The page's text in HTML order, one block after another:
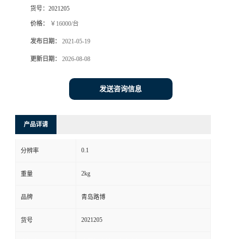
系
货号： 2021205
价格： ￥16000/台
发布日期： 2021-05-19
更新日期： 2026-08-08
发送咨询信息
产品详请
分辨率 0.1
重量 2kg
品牌 青岛路博
货号 2021205